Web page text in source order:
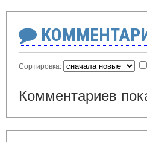
Сортировка:
Комментариев